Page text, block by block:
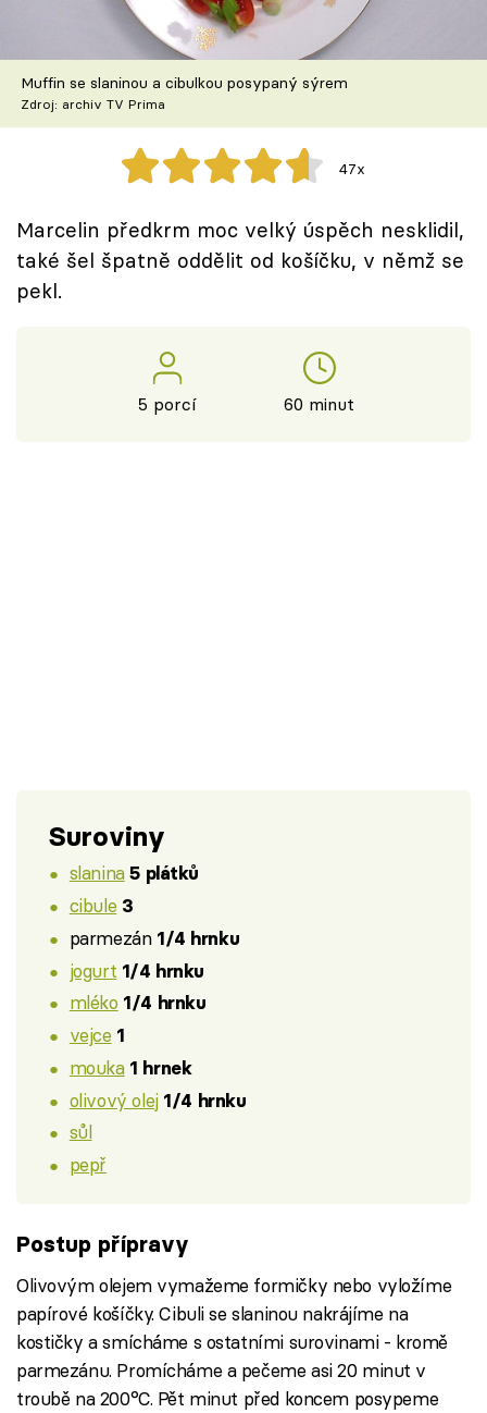
Škola vaření
Recepty z TV
Speciál: Cuketa
Těhotnej kuchař
Sledujte prima+
Přihlášení
Muffin se slaninou a cibulkou posypaný sýrem
Zdroj: archiv TV Prima
47x
Marcelin předkrm moc velký úspěch nesklidil,
také šel špatně oddělit od košíčku, v němž se
pekl.
5 porcí 60 minut
Suroviny
slanina 5 plátků
cibule 3
parmezán 1/4 hrnku
jogurt 1/4 hrnku
mléko 1/4 hrnku
vejce 1
mouka 1 hrnek
olivový olej 1/4 hrnku
sůl
pepř
Postup přípravy
Olivovým olejem vymažeme formičky nebo vyložíme
papírové košíčky. Cibuli se slaninou nakrájíme na
kostičky a smícháme s ostatními surovinami - kromě
parmezánu. Promícháme a pečeme asi 20 minut v
troubě na 200°C. Pět minut před koncem posypeme